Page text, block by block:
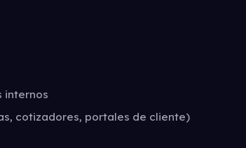
internos
cotizadores, portales de cliente)